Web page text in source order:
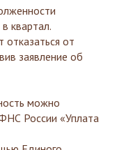
квартал.
от
заявление об
можно
России «Уплата